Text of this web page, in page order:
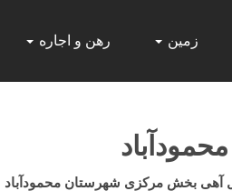
زمین رهن و اجاره
آهی بخش مرکزی شهرستان محمودآباد